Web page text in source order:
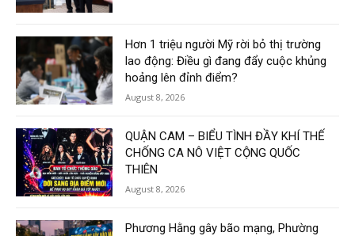
Hơn 1 triệu người Mỹ rời bỏ thị trường
lao động: Điều gì đang đẩy cuộc khủng
hoảng lên đỉnh điểm?
August 8, 2026
QUẬN CAM – BIỂU TÌNH ĐẦY KHÍ THẾ
CHỐNG CA NÔ VIỆT CỘNG QUỐC
THIÊN
August 8, 2026
Phương Hằng gây bão mạng, Phường